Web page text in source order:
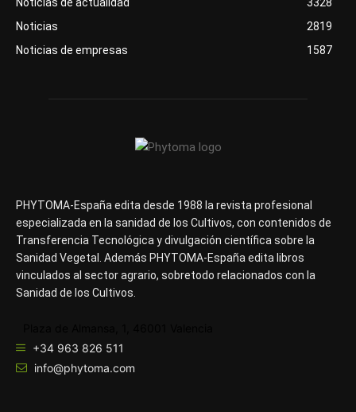
Noticias
2819
Noticias de empresas
1587
PHYTOMA-España edita desde 1988 la revista profesional
especializada en la sanidad de los Cultivos, con contenidos de
Transferencia Tecnológica y divulgación científica sobre la
Sanidad Vegetal. Además PHYTOMA-España edita libros
vinculados al sector agrario, sobretodo relacionados con la
Sanidad de los Cultivos.
+34 963 826 511
info@phytoma.com